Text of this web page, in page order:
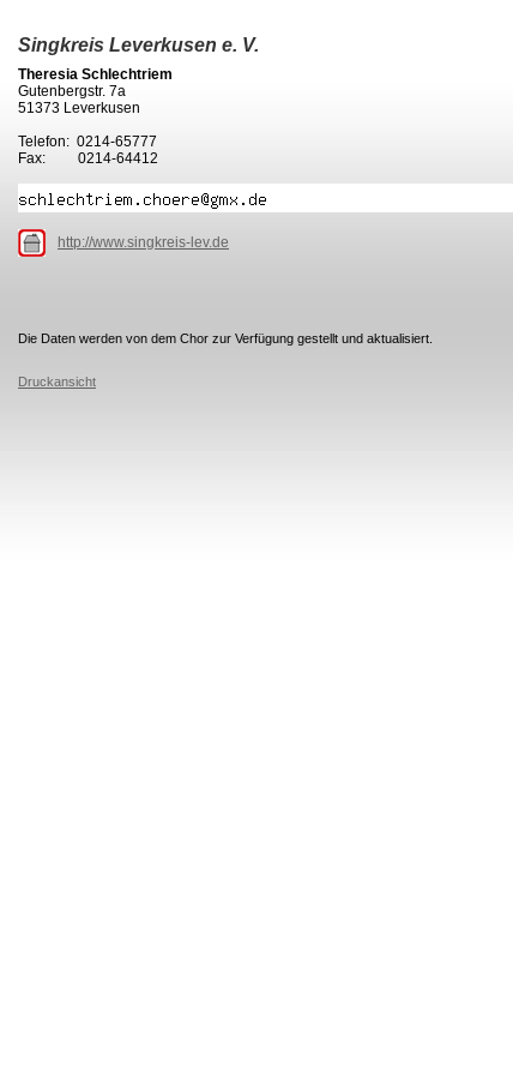
Singkreis Leverkusen e. V.
Theresia Schlechtriem
Gutenbergstr. 7a
51373 Leverkusen
Telefon: 0214-65777
Fax: 0214-64412
http://www.singkreis-lev.de
Die Daten werden von dem Chor zur Verfügung gestellt und aktualisiert.
Druckansicht